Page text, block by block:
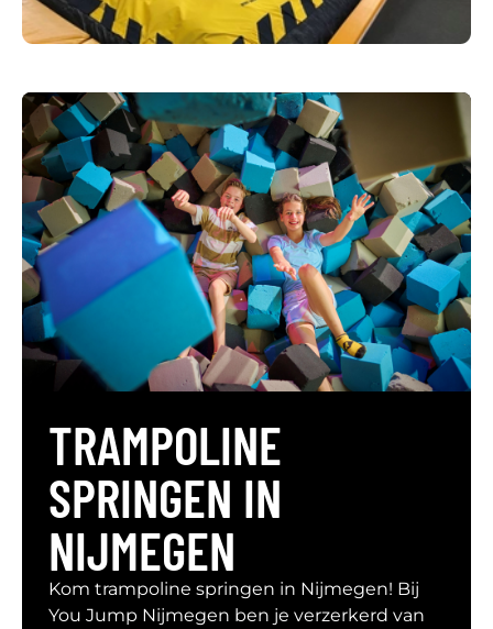
TRAMPOLINE
SPRINGEN IN
NIJMEGEN
Kom trampoline springen in Nijmegen! Bij
You Jump Nijmegen ben je verzerkerd van